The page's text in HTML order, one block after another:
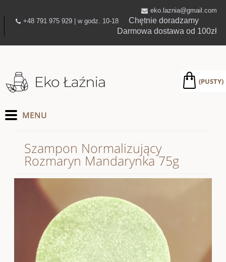
eko.laznia@gmail.com
+48 791 975 929 | w godz. 10-18 Chętnie doradzamy
Darmowa dostawa od 100zł
(PUSTY)
Szampon Normalizujący
Rozmaryn Mandarynka 75g